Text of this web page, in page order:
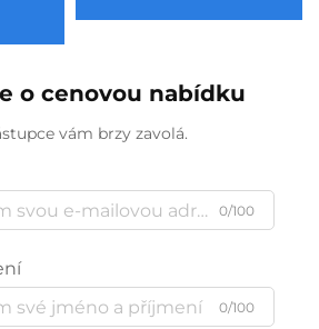
o cenovou nabídku
vám brzy zavolá.
0/100
0/100